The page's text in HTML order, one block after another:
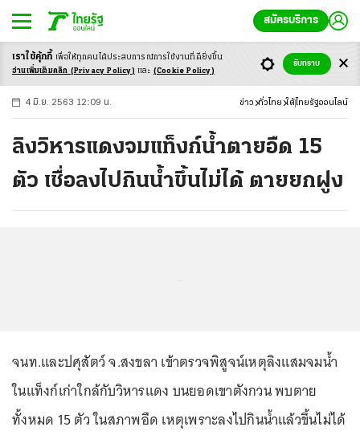
สมัครบริการ
-ก ก ก+
4 มิ.ย. 2563 12:09 น. ข่าว ทั่วไทย ใต้ ไทยรัฐออนไลน์
ลิงวิหารแดงจมแท็งก์น้ำตายอืด 15
ตัว เชื่อลงไปกินน้ำขึ้นไม่ได้ ตายยกฝูง
จนท.และปศุสัตว์ จ.สงขลา เข้าตรวจพิสูจน์เหตุลิงแสมจมน้ำ
ในแท็งก์เก่าใกล้กับวิหารแดง บนยอดเขาตังกวน พบตาย
ทั้งหมด 15 ตัว ในสภาพอืด เหตุเพราะลงไปกินน้ำแล้วขึ้นไม่ได้
เราใช้คุ้กกี้ เพื่อให้ทุกคนได้ประสบการณ์การใช้งานที่ดียิ่งขึ้น
อ่านเพิ่มเติมคลิก (Privacy Policy) และ (Cookie Policy)
รับทราบ